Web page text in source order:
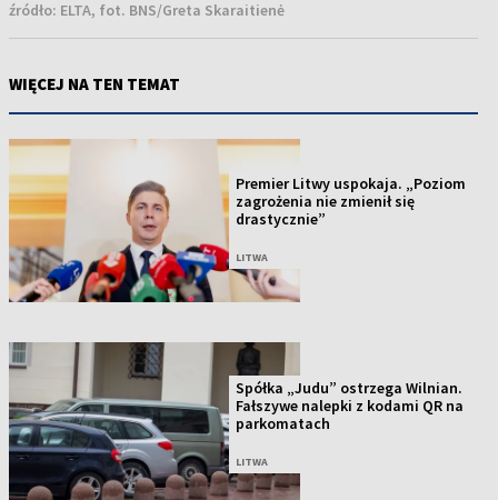
źródło: ELTA, fot. BNS/Greta Skaraitienė
WIĘCEJ NA TEN TEMAT
Premier Litwy uspokaja. „Poziom
zagrożenia nie zmienił się
drastycznie”
LITWA
Spółka „Judu” ostrzega Wilnian.
Fałszywe nalepki z kodami QR na
parkomatach
LITWA